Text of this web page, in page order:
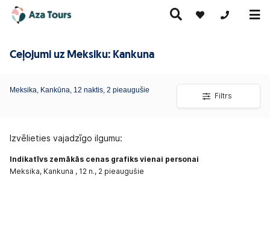
+371
pa Eiropu
Kruīzi
Karstie
piedāvājumi
Ceļojumi uz Meksiku: Kankuna
Meksika, Kankūna, 12 naktis, 2 pieaugušie
Filtrs
Izvēlieties vajadzīgo ilgumu:
Indikatīvs zemākās cenas grafiks vienai personai
Meksika, Kankuna , 12 n., 2 pieaugušie